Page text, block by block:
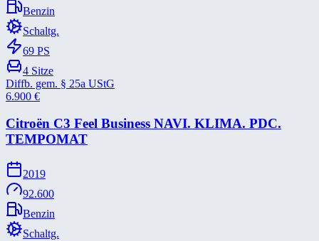
Benzin
Schaltg.
69 PS
4 Sitze
Diffb. gem. § 25a UStG
6.900 €
Citroën C3 Feel Business NAVI. KLIMA. PDC.
TEMPOMAT
2019
92.600
Benzin
Schaltg.